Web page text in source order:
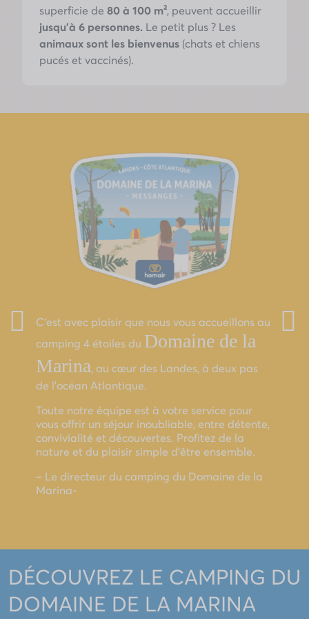
superficie de 80 à 100 m², peuvent accueillir
jusqu’à 6 personnes. Le petit plus ? Les
animaux sont les bienvenus (chats et chiens
pucés et vaccinés).
C’est avec plaisir que nous vous accueillons au
camping 4 étoiles du Domaine de la
Marina, au cœur des Landes, à deux pas
de l’océan Atlantique.
Toute notre équipe est à votre service pour
vous offrir un séjour inoubliable, entre détente,
convivialité et découvertes. Profitez de la
nature et du plaisir simple d’être ensemble.
– Le directeur du camping du Domaine de la
Marina-
DÉCOUVREZ LE CAMPING DU
DOMAINE DE LA MARINA